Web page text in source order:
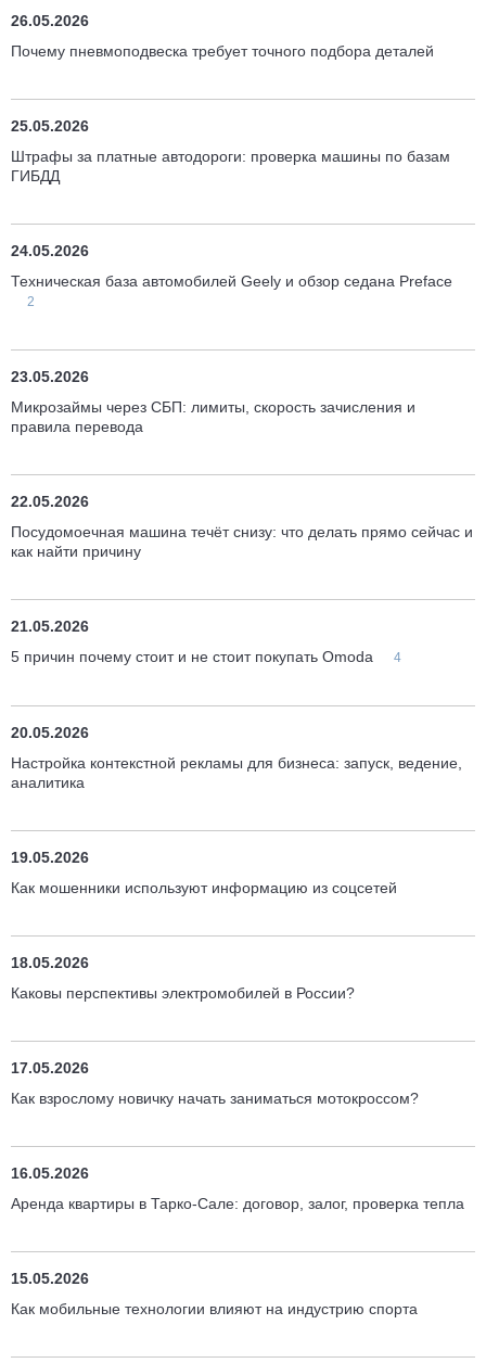
26.05.2026
Почему пневмоподвеска требует точного подбора деталей
25.05.2026
Штрафы за платные автодороги: проверка машины по базам
ГИБДД
24.05.2026
Техническая база автомобилей Geely и обзор седана Preface
2
23.05.2026
Микрозаймы через СБП: лимиты, скорость зачисления и
правила перевода
22.05.2026
Посудомоечная машина течёт снизу: что делать прямо сейчас и
как найти причину
21.05.2026
5 причин почему стоит и не стоит покупать Omoda
4
20.05.2026
Настройка контекстной рекламы для бизнеса: запуск, ведение,
аналитика
19.05.2026
Как мошенники используют информацию из соцсетей
18.05.2026
Каковы перспективы электромобилей в России?
17.05.2026
Как взрослому новичку начать заниматься мотокроссом?
16.05.2026
Аренда квартиры в Тарко-Сале: договор, залог, проверка тепла
15.05.2026
Как мобильные технологии влияют на индустрию спорта